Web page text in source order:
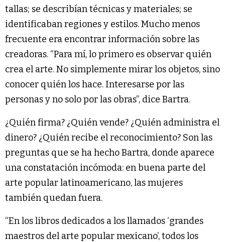
tallas; se describían técnicas y materiales; se
identificaban regiones y estilos. Mucho menos
frecuente era encontrar información sobre las
creadoras. “Para mí, lo primero es observar quién
crea el arte. No simplemente mirar los objetos, sino
conocer quién los hace. Interesarse por las
personas y no solo por las obras”, dice Bartra.
¿Quién firma? ¿Quién vende? ¿Quién administra el
dinero? ¿Quién recibe el reconocimiento? Son las
preguntas que se ha hecho Bartra, donde aparece
una constatación incómoda: en buena parte del
arte popular latinoamericano, las mujeres
también quedan fuera.
“En los libros dedicados a los llamados ‘grandes
maestros del arte popular mexicano’, todos los